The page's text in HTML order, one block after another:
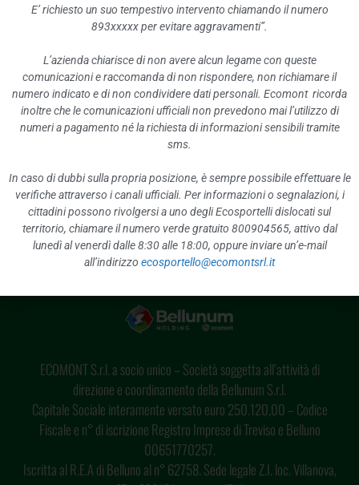
novitàINFORMATIVA_2024 COMUNI
UNIONE MONTANA CENTRO CADORE
AVVIO MODALITA’ ACCESSO CONTROLLATO TRAMITE BADGE SU TUTTI I CONTENITORI DEL SECCO NON RICICLABILE IN COMELICO DISTRIBUZIONE ECOCARD – TESSERA SERVIZI AMBIENTALI
ECOMONT S.r.l. a socio unico – Società soggetta all’attività di
direzione e coordinamento della Bellunum S.r.l.
Capitale Sociale interamente versato euro 250.120,00 – Codice
Fiscale e n° di iscrizione Registro Imprese di Treviso e Belluno
00651770257.
Iscritta al R.E.A di Belluno al n° 62758. Sede legale Z.I. loc. Villanova,
E’ richiesto un suo tempestivo intervento chiamando il numero
893xxxxx per evitare aggravamenti”.
L’azienda chiarisce di non avere alcun legame con queste
comunicazioni e raccomanda di non rispondere, non richiamare il
numero indicato e di non condividere dati personali. Ecomont ricorda
inoltre che le comunicazioni ufficiali non prevedono mai l’utilizzo di
numeri a pagamento né la richiesta di informazioni sensibili tramite
sms.
In caso di dubbi sulla propria posizione, è sempre possibile effettuare le
verifiche attraverso i canali ufficiali. Per informazioni o segnalazioni, i
cittadini possono rivolgersi a uno degli Ecosportelli dislocati sul
territorio, chiamare il numero verde gratuito 800904565, attivo dal
lunedì al venerdì dalle 8:30 alle 18:00, oppure inviare un’e-mail
all’indirizzo ecosportello@ecomontsrl.it